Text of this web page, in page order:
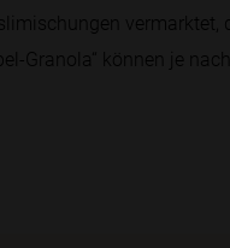
Granola“ können je